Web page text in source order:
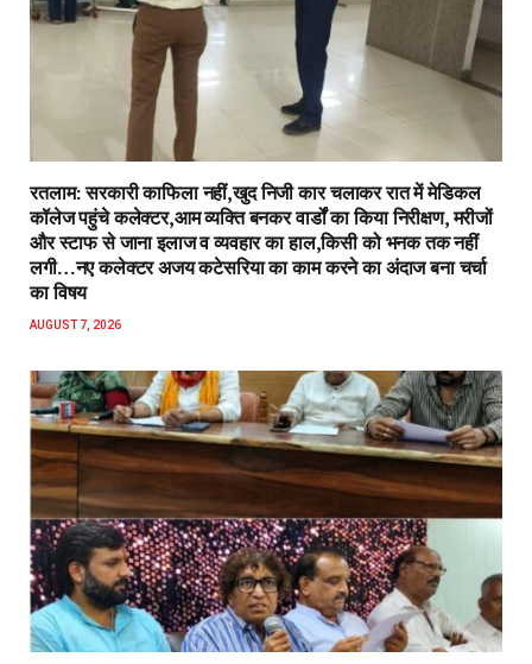
रतलाम: सरकारी काफिला नहीं,खुद निजी कार चलाकर रात में मेडिकल
कॉलेज पहुंचे कलेक्टर,आम व्यक्ति बनकर वार्डों का किया निरीक्षण, मरीजों
और स्टाफ से जाना इलाज व व्यवहार का हाल,किसी को भनक तक नहीं
लगी…नए कलेक्टर अजय कटेसरिया का काम करने का अंदाज बना चर्चा
का विषय
AUGUST 7, 2026